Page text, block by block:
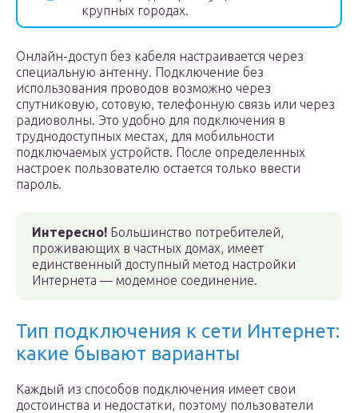
крупных городах.
Онлайн-доступ без кабеля настраивается через
специальную антенну. Подключение без
использования проводов возможно через
спутниковую, сотовую, телефонную связь или через
радиоволны. Это удобно для подключения в
труднодоступных местах, для мобильности
подключаемых устройств. После определенных
настроек пользователю остается только ввести
пароль.
Интересно! Большинство потребителей,
проживающих в частных домах, имеет
единственный доступный метод настройки
Интернета — модемное соединение.
Тип подключения к сети Интернет:
какие бывают варианты
Каждый из способов подключения имеет свои
достоинства и недостатки, поэтому пользователи